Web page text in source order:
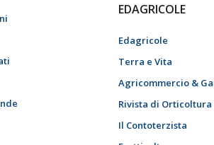
EDAGRICOLE
Edagricole
Terra e Vita
Agricommercio &
Rivista di
Il Contoterzista